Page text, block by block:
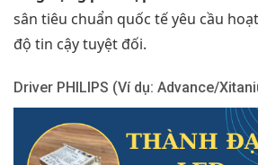
sân tiêu chuẩn quốc tế yêu cầu
độ tin cậy tuyệt đối.
Driver PHILIPS (Ví dụ: Advance/